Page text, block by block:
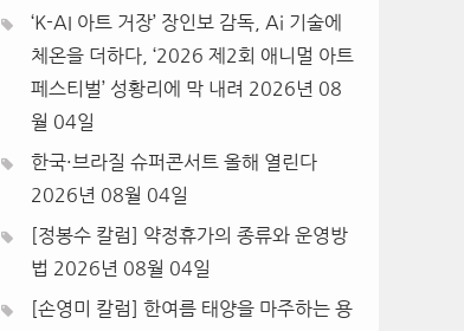
‘K-AI 아트 거장’ 장인보 감독, Ai 기술에
체온을 더하다, ‘2026 제2회 애니멀 아트
페스티벌’ 성황리에 막 내려 2026년 08
월 04일
한국·브라질 슈퍼콘서트 올해 열린다
2026년 08월 04일
[정봉수 칼럼] 약정휴가의 종류와 운영방
법 2026년 08월 04일
[손영미 칼럼] 한여름 태양을 마주하는 용